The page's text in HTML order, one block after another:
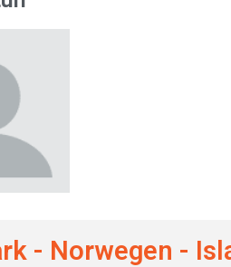
- Norwegen -